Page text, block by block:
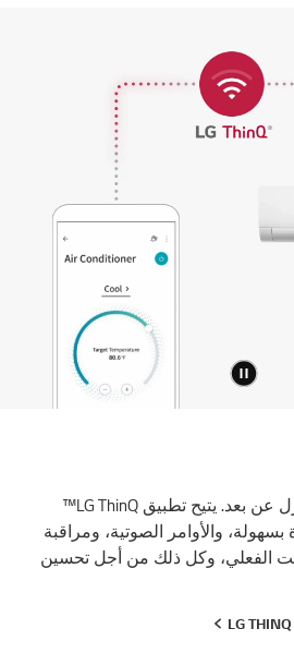
استمتع بحرية إدارة المنزل عن بعد. يتيح تطبيق LG ThinQ™
والأوامر الصوتية، ومراقبة
الفعلي، وكل ذلك من أجل تحسين